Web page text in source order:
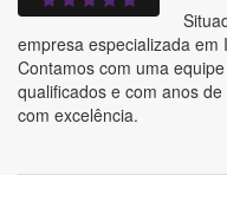
empresa especializada em
Contamos com uma
qualificados e com anos
com excelência.